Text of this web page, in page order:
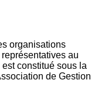
organisations
au
constitué sous la
de Gestion